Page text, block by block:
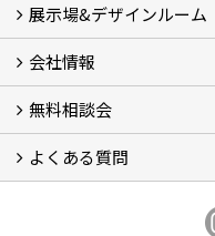
オリジナル帆布のサイク
NEW スマートサイクル
おしゃれな物置 (8)
門扉 (6)
ウッドフェンス (16)
アイアンの商品 (6)
ガーデニング雑貨 (3)
ガーデン書&ガーデンア
こだわりのオリジナル商
おすすめの植物 (29)
箱庭ガーデン
ポット苗
展示場&デザインルーム
展示場&デザインルーム
会社情報
会社概要
スタッフ紹介 (11)
ブログ
コラム
アクセス
求人募集
無料相談会
無料相談会
よくある質問
アフターサービス・ア